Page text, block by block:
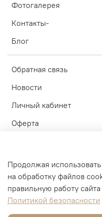
Фотогалерея
Контакты-
Блог
Обратная связь
Новости
Личный кабинет
Оферта
© ИП Блинков А.А.
Продолжая
на обработку файлов
правильную работу
Политикой безопасности